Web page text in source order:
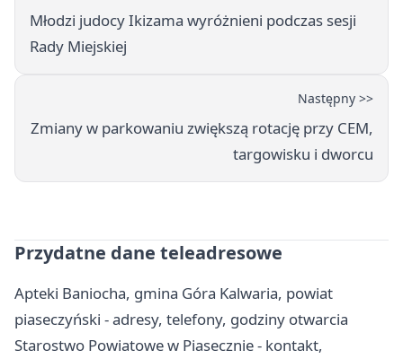
Młodzi judocy Ikizama wyróżnieni podczas sesji
Rady Miejskiej
Następny >>
Zmiany w parkowaniu zwiększą rotację przy CEM,
targowisku i dworcu
Przydatne dane teleadresowe
Apteki Baniocha, gmina Góra Kalwaria, powiat
piaseczyński - adresy, telefony, godziny otwarcia
Starostwo Powiatowe w Piasecznie - kontakt,